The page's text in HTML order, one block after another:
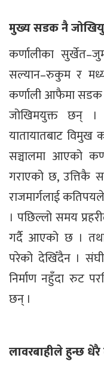
मुख्य सडक नै
कर्णालीका
सल्यान–रुकुम र
कर्णाली आफैमा सडक
जोखिमयुक्त छन् ।
यातायातबाट विमुख
सञ्चालमा आएको
गराएको छ, उत्तिकै
राजमार्गलाई
। पछिल्लो समय
गर्दै आएको छ ।
परेको देखिँदैन ।
निर्माण नहुँदा रुट
छन् ।
लावरबाहीले हुन्छ धेरै